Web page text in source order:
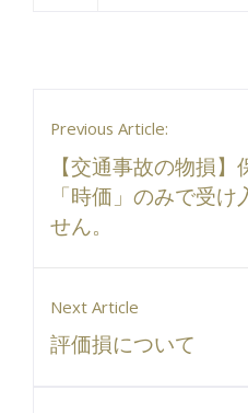
Previous Article:
【交通事故の物損
「時価」のみで受
せん。
Next Article
評価損について